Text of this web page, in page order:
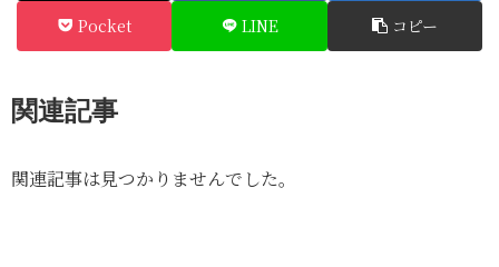
Pocket LINE コピー
関連記事
関連記事は見つかりませんでした。